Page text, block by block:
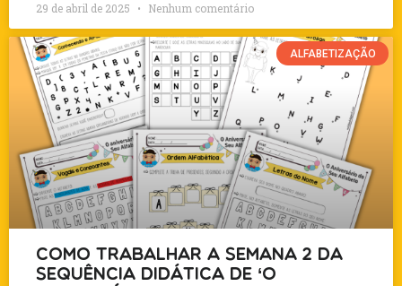
29 de abril de 2025 Nenhum comentário
ALFABETIZAÇÃO
Como Trabalhar a Semana 2 da
Sequência Didática de ‘O